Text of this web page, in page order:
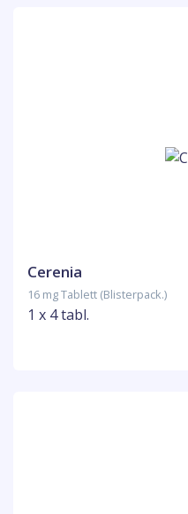
Cerenia
16 mg Tablett (Blisterpack.)
1 x 4 tabl.